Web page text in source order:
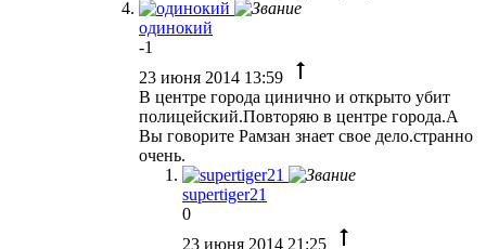
одинокий
-1
23 июня 2014 13:59
В центре города цинично и открыто убит
полицейский.Повторяю в центре города.А
Вы говорите Рамзан знает свое дело.странно
очень.
supertiger21
0
23 июня 2014 21:25